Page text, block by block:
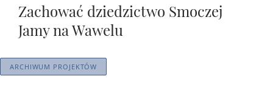
Zachować dziedzictwo Smoczej
Jamy na Wawelu
ARCHIWUM PROJEKTÓW